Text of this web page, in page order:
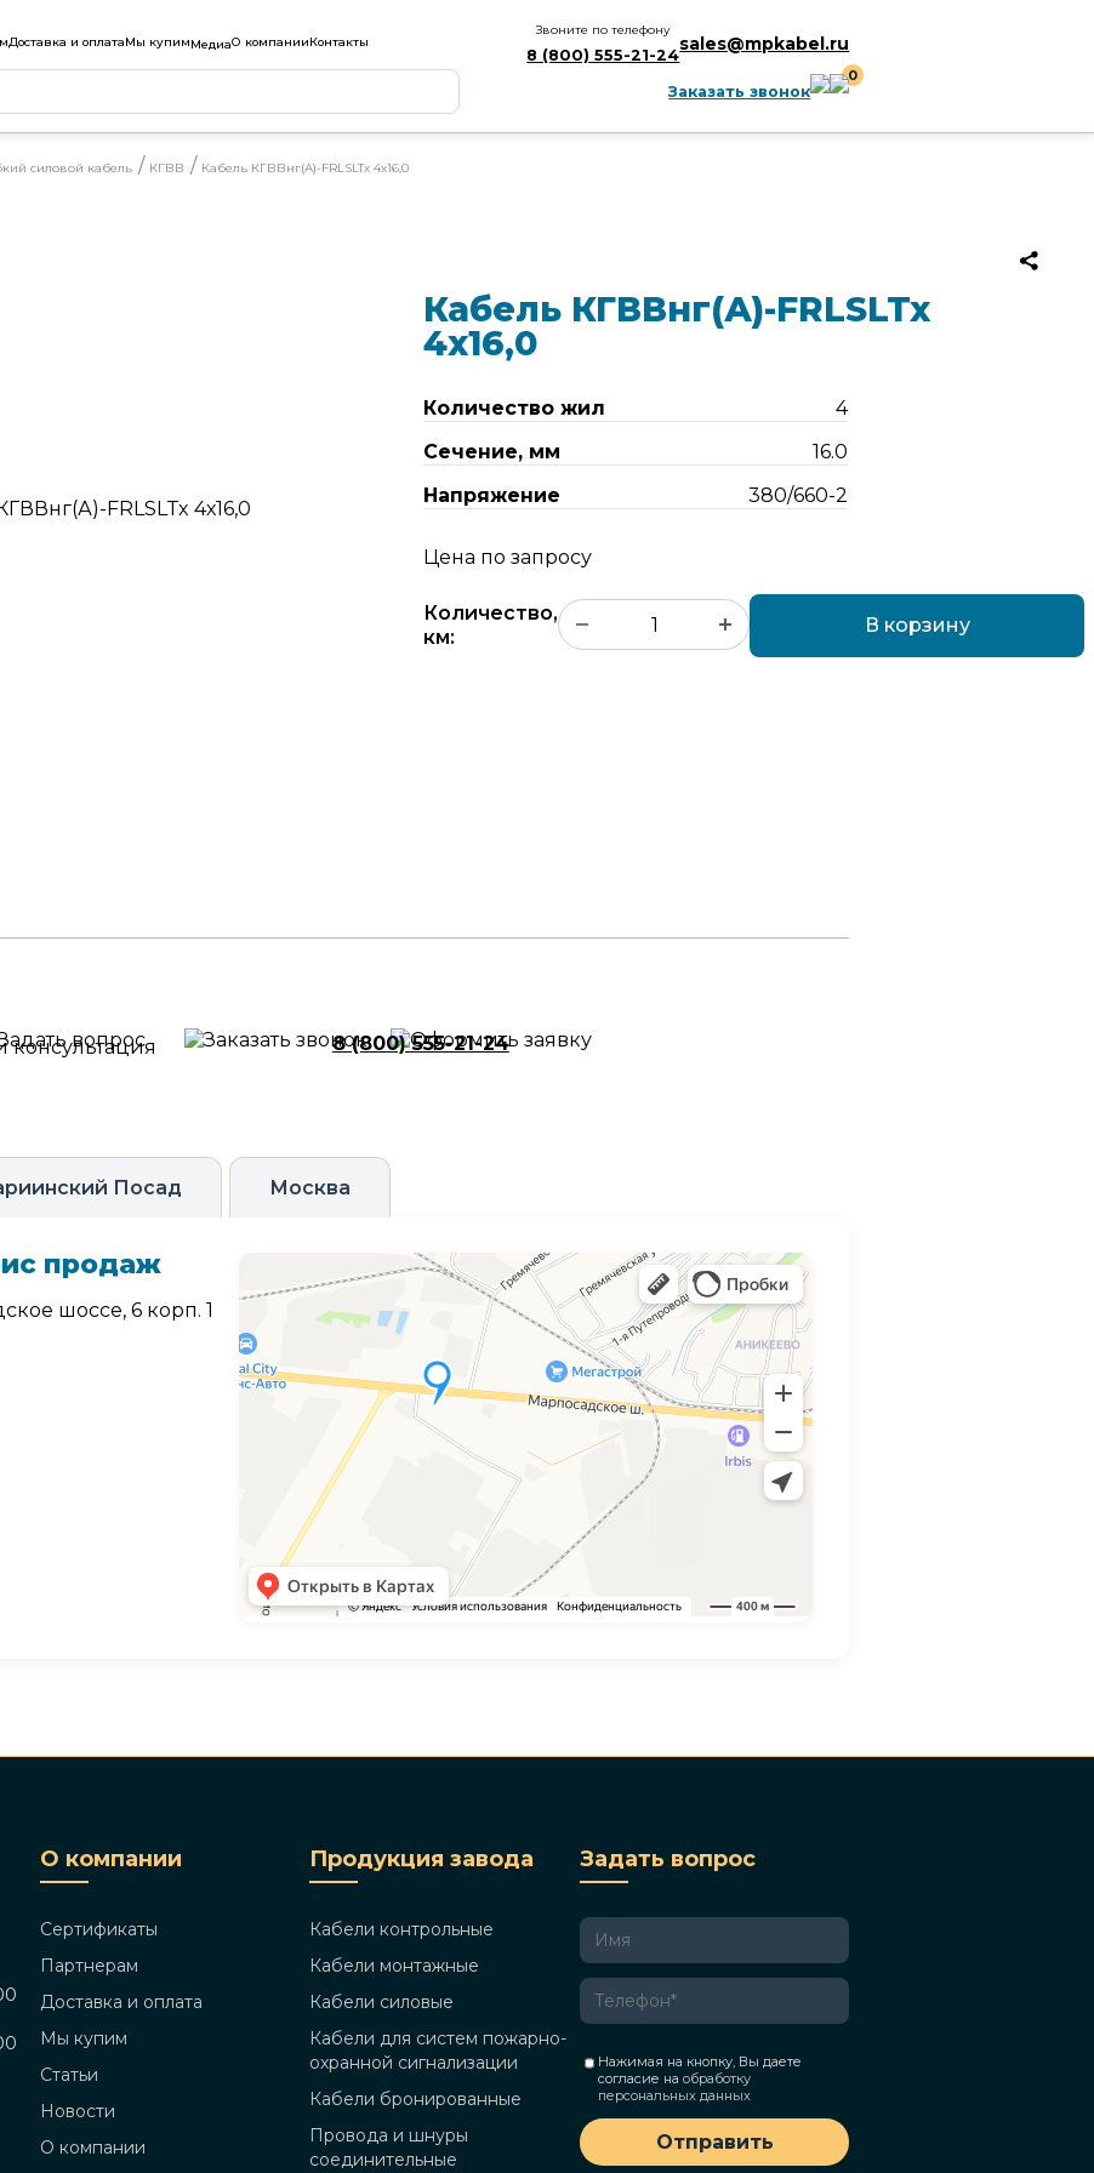
Доставка и оплатаМы купимМедиаО компанииКонтакты
Звоните по телефону
8 (800) 555-21-24
sales@mpkabel.ru
Заказать звонок
0
силовой кабель / КГВВ / Кабель КГВВнг(А)-FRLSLTx 4х16,0
Кабель КГВВнг(А)-FRLSLTx
4х16,0
Количество жил
4
Сечение, мм
16.0
Напряжение
380/660-2
Цена по запросу
Количество,
км:
В корзину
8 (800) 555-21-24
Посад Москва
продаж
шоссе, 6 корп. 1
О компании
Сертификаты
Партнерам
Доставка и оплата
Мы купим
Статьи
Новости
О компании
Продукция завода
Кабели контрольные
Кабели монтажные
Кабели силовые
Кабели для систем пожарно-
охранной сигнализации
Кабели бронированные
Провода и шнуры
соединительные
Задать вопрос
Нажимая на кнопку, Вы даете
согласие на обработку
персональных данных
Отправить